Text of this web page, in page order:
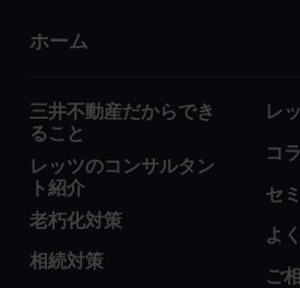
ホーム
三井不動産だからでき
ること
レッツのコンサルタン
ト紹介
老朽化対策
相続対策
レ
コ
セ
よ
ご